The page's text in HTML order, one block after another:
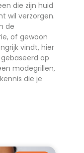
die zijn huid
wil verzorgen.
de
of gewoon
vindt, hier
op
modegrillen,
die je